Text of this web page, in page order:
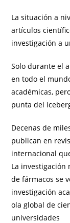
La situación a
artículos
investigación a
Solo durante el
en todo el
académicas,
punta del
Decenas de
publican en
internacional
La investigación
de fármacos se
investigación
ola global de
universidades